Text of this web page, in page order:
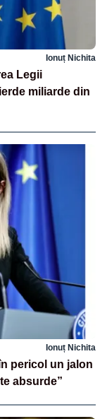
Ionuț Nichita
Legii
miliarde din
Ionuț Nichita
pericol un jalon
absurde”